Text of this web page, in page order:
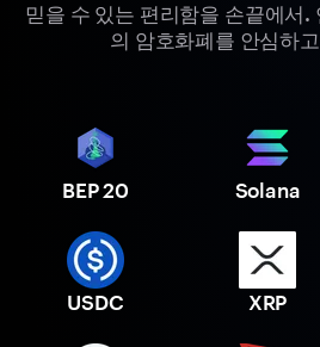
믿을 수 있는 편리함을 손끝에서.
의 암호화폐를 안심하
BEP 20 Solana
USDC XRP